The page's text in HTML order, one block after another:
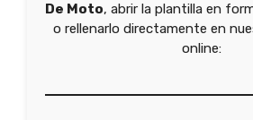
De Moto, abrir la plantilla en
o rellenarlo directamente en
online: